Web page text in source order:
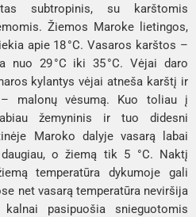
subtropinis, su karštomis
Žiemos Maroke lietingos,
apie 18 °C. Vasaros karštos –
nuo 29 °C iki 35 °C. Vėjai daro
kylantys vėjai atneša karštį ir
malonų vėsumą. Kuo toliau į
žemyninis ir tuo didesni
Maroko dalyje vasarą labai
o žiemą tik 5 °C. Naktį
temperatūra dykumoje gali
net vasarą temperatūra neviršija
pasipuošia snieguotomis